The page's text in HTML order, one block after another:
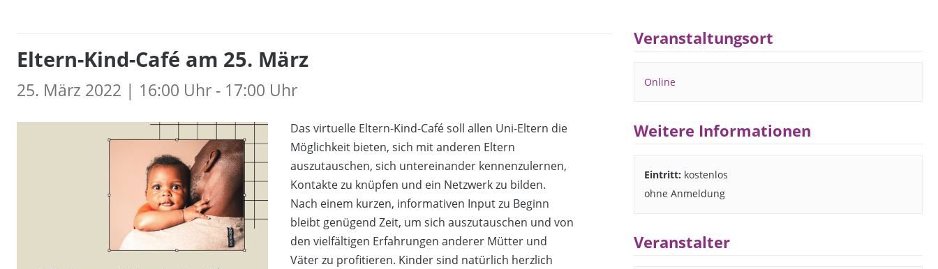
Eltern-Kind-Café am 25. März
25. März 2022 | 16:00 Uhr - 17:00 Uhr
Das virtuelle Eltern-Kind-Café soll allen Uni-Eltern die
Möglichkeit bieten, sich mit anderen Eltern
auszutauschen, sich untereinander kennenzulernen,
Kontakte zu knüpfen und ein Netzwerk zu bilden.
Nach einem kurzen, informativen Input zu Beginn
bleibt genügend Zeit, um sich auszutauschen und von
den vielfältigen Erfahrungen anderer Mütter und
Väter zu profitieren. Kinder sind natürlich herzlich
Veranstaltungsort
Online
Weitere Informationen
Eintritt: kostenlos
ohne Anmeldung
Veranstalter